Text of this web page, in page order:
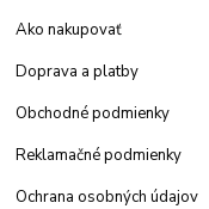
Ako nakupovať
Doprava a platby
Obchodné podmienky
Reklamačné podmienky
Ochrana osobných údajov